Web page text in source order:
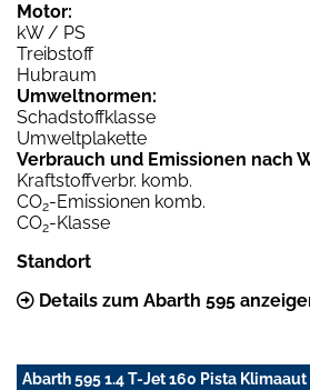
Motor:
kW / PS
Treibstoff
Hubraum
Umweltnormen:
Schadstoffklasse
Umweltplakette
Verbrauch und Emissionen nach
Kraftstoffverbr. komb.
CO2-Emissionen komb.
CO2-Klasse
Standort
Details zum Abarth 595
Abarth 595 1.4 T-Jet 160 Pista Klimaaut